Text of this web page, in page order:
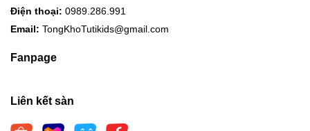
Điện thoại: 0989.286.991
Email: TongKhoTutikids@gmail.com
Fanpage
Liên kết sàn